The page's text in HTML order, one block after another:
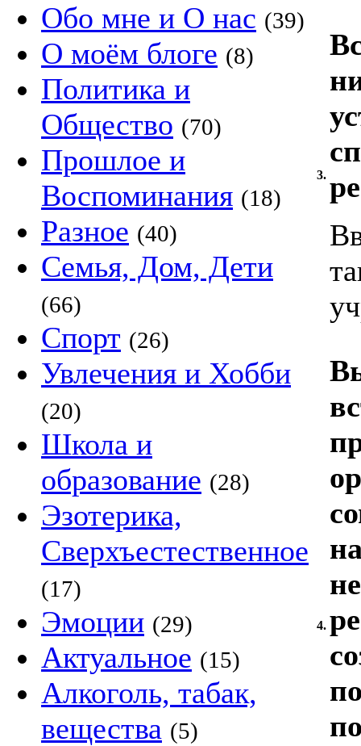
Обо мне и О нас (39)
О моём блоге (8)
Политика и
Общество (70)
Прошлое и
Воспоминания (18)
Разное (40)
Семья, Дом, Дети
(66)
Спорт (26)
Увлечения и Хобби
(20)
Школа и
образование (28)
Эзотерика,
Сверхъестественное
(17)
Эмоции (29)
Актуальное (15)
Алкоголь, табак,
вещества (5)
3.
4.